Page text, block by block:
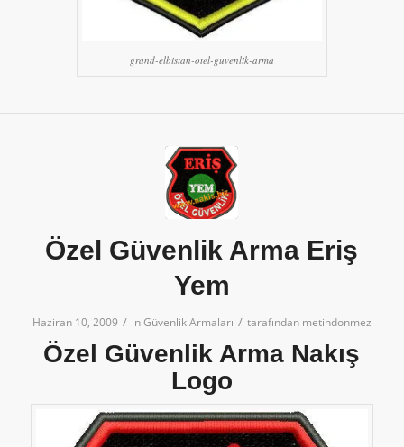
grand-elbistan-otel-guvenlik-arma
Özel Güvenlik Arma Eriş
Yem
Haziran 10, 2009 / inGüvenlik Armaları / tarafından metindonmez
Özel Güvenlik Arma Nakış
Logo